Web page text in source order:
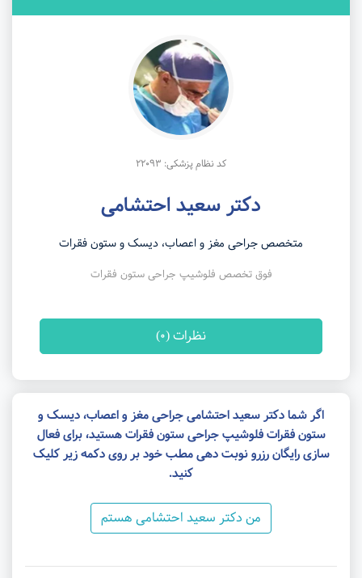
کد نظام پزشکی: 22093
دکتر سعید احتشامی
متخصص جراحی مغز و اعصاب، دیسک و ستون فقرات
فوق تخصص فلوشیپ جراحی ستون فقرات
نظرات (0)
اگر شما دکتر سعید احتشامی جراحی مغز و اعصاب، دیسک و
ستون فقرات فلوشیپ جراحی ستون فقرات هستید، برای فعال
سازی رایگان رزرو نوبت دهی مطب خود بر روی دکمه زیر کلیک
کنید.
من دکتر سعید احتشامی هستم